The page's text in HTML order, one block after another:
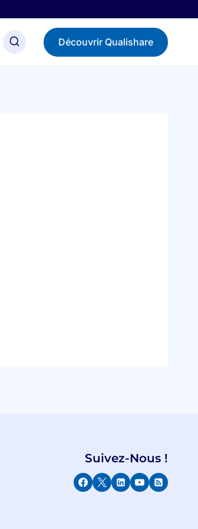
Découvrir Qualishare
Suivez-Nous !